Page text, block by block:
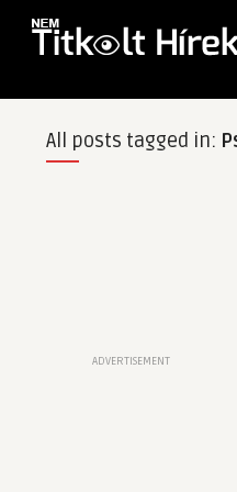
All posts tagged in:
ADVERTISEMENT